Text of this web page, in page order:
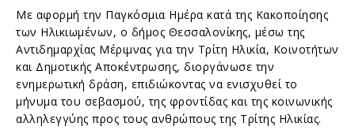
Με αφορμή την Παγκόσμια Ημέρα κατά της Κακοποίησης
των Ηλικιωμένων, ο δήμος Θεσσαλονίκης, μέσω της
Αντιδημαρχίας Μέριμνας για την Τρίτη Ηλικία, Κοινοτήτων
και Δημοτικής Αποκέντρωσης, διοργάνωσε την
ενημερωτική δράση, επιδιώκοντας να ενισχυθεί το
μήνυμα του σεβασμού, της φροντίδας και της κοινωνικής
αλληλεγγύης προς τους ανθρώπους της Τρίτης Ηλικίας.